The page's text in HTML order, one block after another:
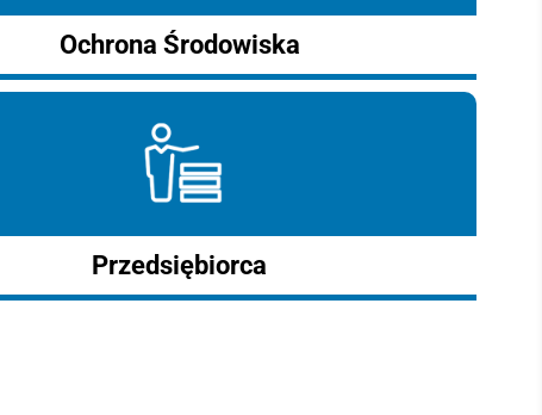
Ochrona Środowiska
Przedsiębiorca